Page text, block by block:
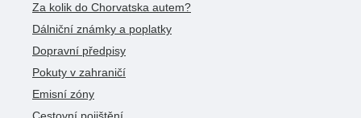
Za kolik do Chorvatska autem?
Dálniční známky a poplatky
Dopravní předpisy
Pokuty v zahraničí
Emisní zóny